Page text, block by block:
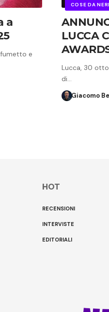
a
e
COSE DA
LUCCA
Lucca, 30
di…
Giacomo
HOT
RECENSIONI
INTERVISTE
EDITORIALI